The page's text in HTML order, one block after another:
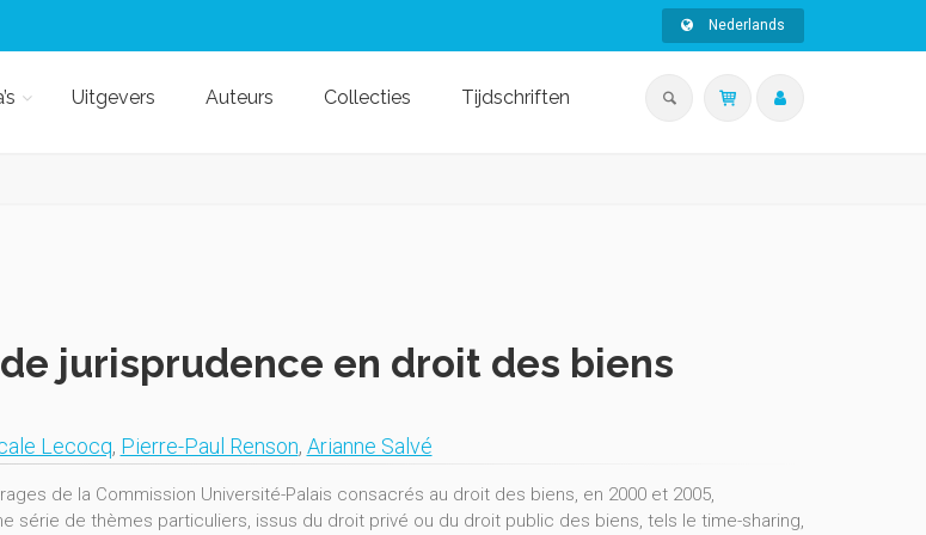
Nederlands
Uitgevers Auteurs Collecties Tijdschriften
jurisprudence en droit des biens
Lecocq, Pierre-Paul Renson, Arianne Salvé
de la Commission Université-Palais consacrés au droit des biens, en 2000 et 2005,
série de thèmes particuliers, issus du droit privé ou du droit public des biens, tels le time-sharing,